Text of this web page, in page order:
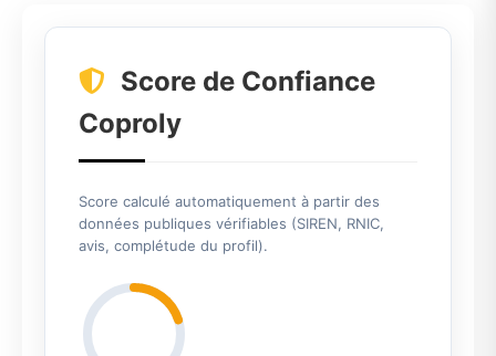
Score de Confiance
Coproly
Score calculé automatiquement à partir des
données publiques vérifiables (SIREN, RNIC,
avis, complétude du profil).